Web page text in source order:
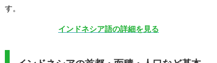
す。
インドネシア語の詳細を見る